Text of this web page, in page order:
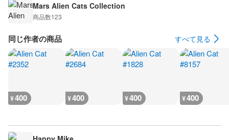
Mars Alien Cats Collection
商品数123
同じ作者の商品 すべて見る
¥400 ¥400 ¥400 ¥400